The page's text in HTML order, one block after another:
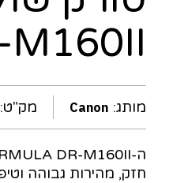
M160II
מותג: Canon מק"ט:
חזק, מהירות גבוהה